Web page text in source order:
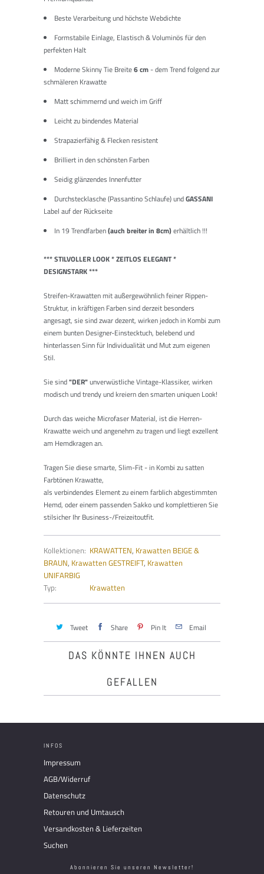
Beste Verarbeitung und höchste Webdichte
Formstabile Einlage, Elastisch & Voluminös für den
perfekten Halt
Moderne Skinny Tie Breite6 cm- dem Trend folgend zur
schmäleren Krawatte
Matt schimmernd und weich im Griff
Leicht zu bindendes Material
Strapazierfähig & Flecken resistent
Brilliert in den schönsten Farben
Seidig glänzendes Innenfutter
Durchstecklasche (Passantino Schlaufe) undGASSANI
Label auf der Rückseite
In 19 Trendfarben(auch breiter in 8cm)erhältlich !!!
*** STILVOLLER LOOK * ZEITLOS ELEGANT *
DESIGNSTARK ***
Streifen-Krawatten mit außergewöhnlich feiner Rippen-
Struktur, in kräftigen Farben sind derzeit besonders
angesagt, sie sind zwar dezent, wirken jedoch in Kombi zum
einem bunten Designer-Einstecktuch, belebend und
hinterlassen Sinn für Individualität und Mut zum eigenen
Stil.
Sie sind"DER"unverwüstliche Vintage-Klassiker, wirken
modisch und trendy und kreiern den smarten uniquen Look!
Durch das weiche Microfaser Material, ist die Herren-
Krawatte weich und angenehm zu tragen und liegt exzellent
am Hemdkragen an.
Tragen Sie diese smarte, Slim-Fit - in Kombi zu satten
Farbtönen Krawatte,
als verbindendes Element zu einem farblich abgestimmten
Hemd, oder einem passenden Sakko und komplettieren Sie
stilsicher Ihr Business-/Freizeitoutfit.
Kollektionen: KRAWATTEN, Krawatten BEIGE &
BRAUN, Krawatten GESTREIFT, Krawatten
UNIFARBIG
Typ:
Krawatten
Tweet Share Pin It Email
DAS KÖNNTE IHNEN AUCH
GEFALLEN
INFOS
Impressum
AGB/Widerruf
Datenschutz
Retouren und Umtausch
Versandkosten & Lieferzeiten
Suchen
Abonnieren Sie unseren Newsletter!